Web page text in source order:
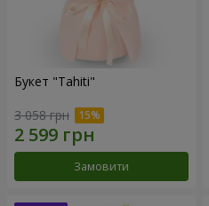
Букет "Tahiti"
3 058 грн
Замовити